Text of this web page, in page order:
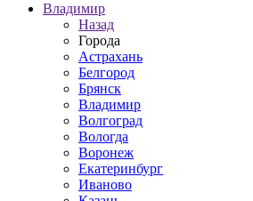
Владимир
Назад
Города
Астрахань
Белгород
Брянск
Владимир
Волгоград
Вологда
Воронеж
Екатеринбург
Иваново